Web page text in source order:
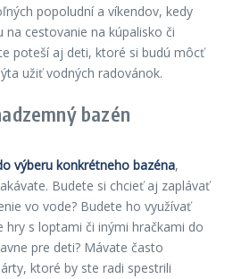
popoludní a víkendov, kedy
cestovanie na kúpalisko či
poteší aj deti, ktoré si budú môcť
užiť vodných radovánok.
bazén
výberu konkrétneho bazéna,
Budete si chcieť aj zaplávať
vo vode? Budete ho využívať
hry s loptami či inými hračkami do
pre deti? Mávate často
ktoré by ste radi spestrili